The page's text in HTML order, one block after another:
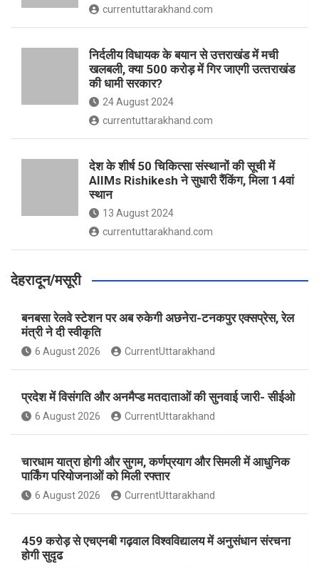
currentuttarakhand.com
निर्दलीय विधायक के बयान से उत्तराखंड में मची
खलबली, क्‍या 500 करोड़ में गिर जाएगी उत्‍तराखंड
की धामी सरकार?
24 August 2024
currentuttarakhand.com
देश के शीर्ष 50 चिकित्सा संस्थानों की सूची में
AIIMs Rishikesh ने सुधारी रैंकिंग, मिला 14वां
स्थान
13 August 2024
currentuttarakhand.com
देहरादून/मसूरी
बनबसा रेलवे स्टेशन पर अब रुकेगी अछनेरा-टनकपुर एक्सप्रेस, रेल
मंत्री ने दी स्वीकृति
6 August 2026 CurrentUttarakhand
प्रदेश में विसंगति और अनमैप्ड मतदाताओं की सुनवाई जारी- सीईओ
6 August 2026 CurrentUttarakhand
चारधाम यात्रा होगी और सुगम, कर्णप्रयाग और सिमली में आधुनिक
पार्किंग परियोजनाओं को मिली रफ्तार
6 August 2026 CurrentUttarakhand
459 करोड़ से एचएनबी गढ़वाल विश्वविद्यालय में अनुसंधान संरचना
होगी सुदृढ